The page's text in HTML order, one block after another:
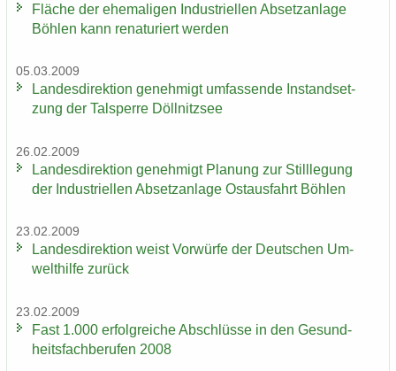
Flä­che der ehe­ma­li­gen In­dus­tri­el­len Ab­setz­an­la­ge
Böh­len kann re­na­tu­riert wer­den
05.03.2009
Lan­des­di­rek­ti­on ge­neh­migt um­fas­sen­de In­stand­set­
zung der Tal­sper­re Döll­nitz­see
26.02.2009
Lan­des­di­rek­ti­on ge­neh­migt Pla­nung zur Still­le­gung
der In­dus­tri­el­len Ab­setz­an­la­ge Ost­aus­fahrt Böh­len
23.02.2009
Lan­des­di­rek­ti­on weist Vor­wür­fe der Deut­schen Um­
welt­hil­fe zu­rück
23.02.2009
Fast 1.000 er­folg­rei­che Ab­schlüs­se in den Ge­sund­
heits­fach­be­ru­fen 2008